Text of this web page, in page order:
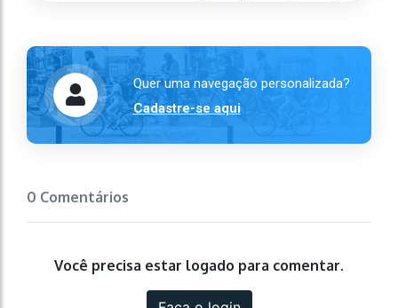
Quer uma navegação personalizada?
Cadastre-se aqui
0 Comentários
Você precisa estar logado para comentar.